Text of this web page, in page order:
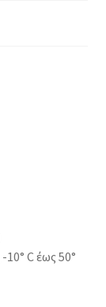
-10° C έως 50°